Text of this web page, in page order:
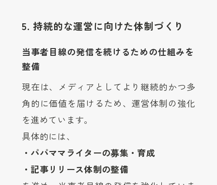
5. 持続的な運営に向けた体制づくり
当事者目線の発信を続けるための仕組みを
整備
現在は、メディアとしてより継続的かつ多
角的に価値を届けるため、運営体制の強化
を進めています。
具体的には、
・パパママライターの募集・育成
・記事リリース体制の整備